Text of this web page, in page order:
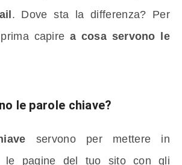
. Dove sta la differenza? Per
capire a cosa servono le
le parole chiave?
servono per mettere in
le pagine del tuo sito con gli